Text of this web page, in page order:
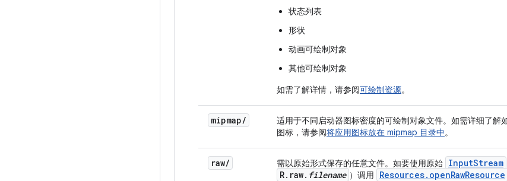
状态列表
形状
动画可绘制对象
其他可绘制对象
如需了解详情，请参阅可绘制资源。
mipmap/ 适用于不同启动器图标密度的可绘制对象文件。如需详细了解
图标，请参阅将应用图标放在 mipmap 目录中。
raw/ 需以原始形式保存的任意文件。如要使用原始 InputStream
R.raw. filename ）调用 Resources.openRawResource